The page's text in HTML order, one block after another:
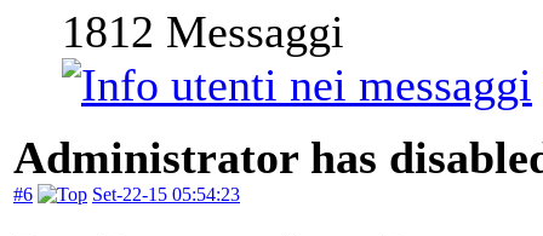
1812 Messaggi
Administrator has
#6 Set-22-15 05:54:23